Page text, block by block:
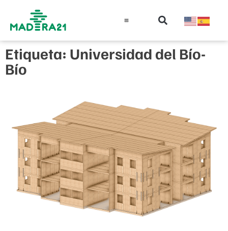
Etiqueta: Universidad del Bío-
Bío